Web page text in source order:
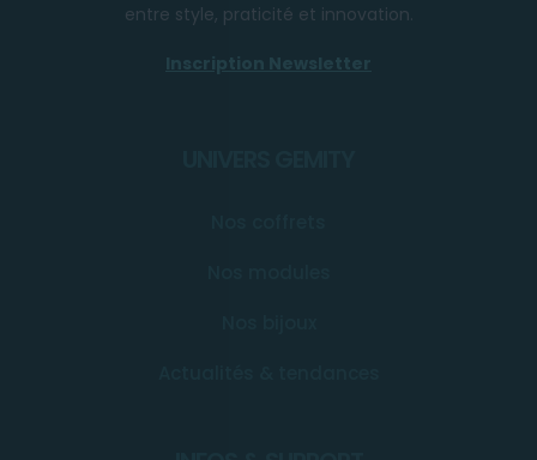
entre style, praticité et innovation.
Inscription Newsletter